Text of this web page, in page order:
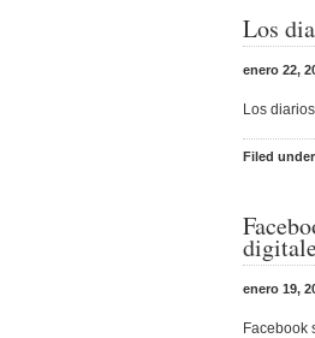
Los
enero 22,
Los
Filed under
enero 19,
Facebook